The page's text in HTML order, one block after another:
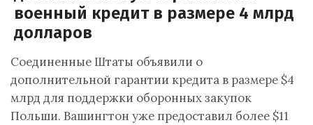
военный кредит в размере 4 млрд
долларов
Соединенные Штаты объявили о
дополнительной гарантии кредита в размере $4
млрд для поддержки оборонных закупок
Польши. Вашингтон уже предоставил более $11